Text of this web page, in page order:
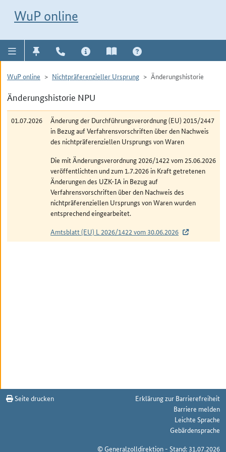
WuP online
WuP online Nichtpräferenzieller Ursprung Änderungshistorie
Änderungshistorie NPU
01.07.2026
Änderung der Durchführungsverordnung (EU) 2015/2447
in Bezug auf Verfahrensvorschriften über den Nachweis
des nichtpräferenziellen Ursprungs von Waren
Die mit Änderungsverordnung 2026/1422 vom 25.06.2026
veröffentlichten und zum 1.7.2026 in Kraft getretenen
Änderungen des UZK-IA in Bezug auf
Verfahrensvorschriften über den Nachweis des
nichtpräferenziellen Ursprungs von Waren wurden
entsprechend eingearbeitet.
Amtsblatt (EU) L 2026/1422 vom 30.06.2026
Seite drucken
Erklärung zur Barrierefreiheit
Barriere melden
Leichte Sprache
Gebärdensprache
© Generalzolldirektion - Stand: 31.07.2026